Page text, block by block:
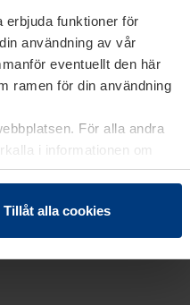
erbjuda funktioner för
användning av vår
eventuellt den här
ramen för din användning
För alla andra
i informationen om
Tillåt alla cookies